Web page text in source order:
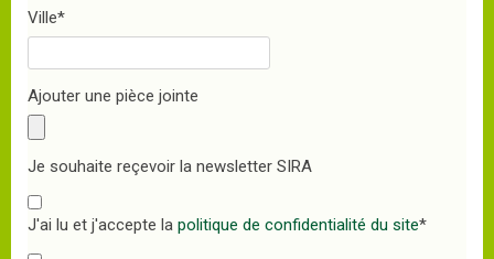
Ville*
Ajouter une pièce jointe
Je souhaite reçevoir la newsletter SIRA
J'ai lu et j'accepte la politique de confidentialité du site*